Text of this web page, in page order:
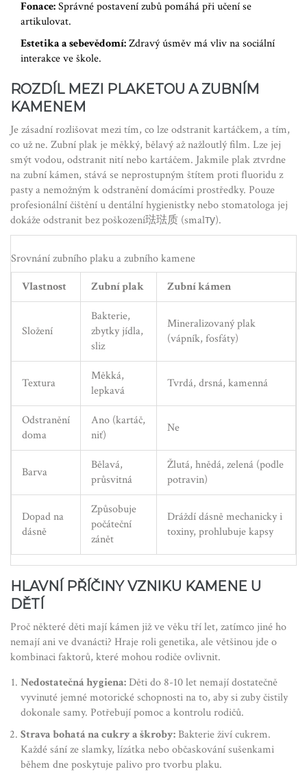
Fonace:Správné postavení zubů pomáhá při učení se
artikulovat.
Estetika a sebevědomí:Zdravý úsměv má vliv na sociální
interakce ve škole.
ROZDÍL MEZI PLAKETOU A ZUBNÍM
KAMENEM
Je zásadní rozlišovat mezi tím, co lze odstranit kartáčkem, a tím,
co už ne. Zubní plak je měkký, bělavý až nažloutlý film. Lze jej
smýt vodou, odstranit nití nebo kartáčem. Jakmile plak ztvrdne
na zubní kámen, stává se neprostupným štítem proti fluoridu z
pasty a nemožným k odstranění domácími prostředky. Pouze
profesionální čištění u dentální hygienistky nebo stomatologa jej
dokáže odstranit bez poškození琺琺质 (smalту).
Srovnání zubního plaku a zubního kamene
Vlastnost
Zubní plak Zubní kámen
Složení
Bakterie,
zbytky jídla,
sliz
Mineralizovaný plak
(vápník, fosfáty)
Textura
Měkká,
lepkavá
Tvrdá, drsná, kamenná
Odstranění
doma
Ano (kartáč,
niť)
Ne
Barva
Bělavá,
průsvitná
Žlutá, hnědá, zelená (podle
potravin)
Dopad na
dásně
Způsobuje
počáteční
zánět
Dráždí dásně mechanicky i
toxiny, prohlubuje kapsy
HLAVNÍ PŘÍČINY VZNIKU KAMENE U
DĚTÍ
Proč některé děti mají kámen již ve věku tří let, zatímco jiné ho
nemají ani ve dvanácti? Hraje roli genetika, ale většinou jde o
kombinaci faktorů, které mohou rodiče ovlivnit.
Nedostatečná hygiena:Děti do 8-10 let nemají dostatečně
vyvinuté jemné motorické schopnosti na to, aby si zuby čistily
dokonale samy. Potřebují pomoc a kontrolu rodičů.
Strava bohatá na cukry a škroby: Bakterie živí cukrem.
Každé sání ze slamky, lízátka nebo občaskování sušenkami
během dne poskytuje palivo pro tvorbu plaku.